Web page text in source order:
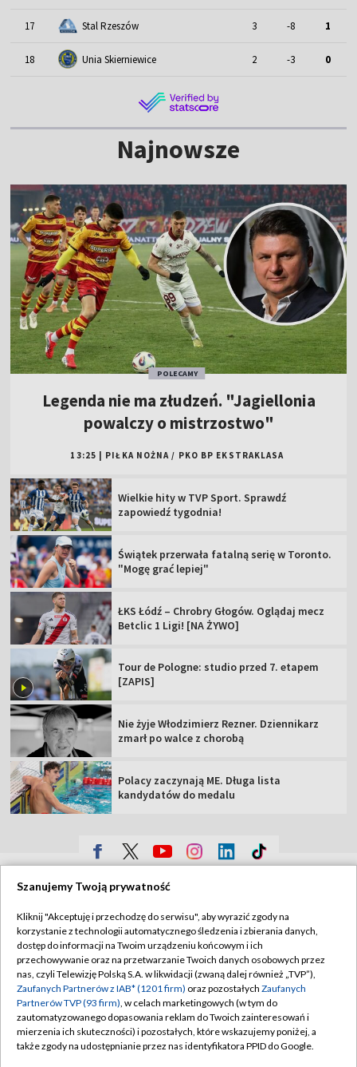
17 Stal Rzeszów 3 -8 1
18 Unia Skierniewice 2 -3 0
Najnowsze
POLECAMY
Legenda nie ma złudzeń. "Jagiellonia
powalczy o mistrzostwo"
13:25 PIŁKA NOŻNA / PKO BP EKSTRAKLASA
Wielkie hity w TVP Sport. Sprawdź
zapowiedź tygodnia!
Świątek przerwała fatalną serię w Toronto.
"Mogę grać lepiej"
ŁKS Łódź – Chrobry Głogów. Oglądaj mecz
Betclic 1 Ligi! [NA ŻYWO]
Tour de Pologne: studio przed 7. etapem
[ZAPIS]
Nie żyje Włodzimierz Rezner. Dziennikarz
zmarł po walce z chorobą
Polacy zaczynają ME. Długa lista
kandydatów do medalu
Sklep TVP
Biuro Reklamy
Oferta Handlowa
Telegazeta ogłoszenia
Emisja w TVP
Polityka prywatności
Moje zgody
Biuro reklamy
Kontakt
Szanujemy Twoją prywatność
Kliknij "Akceptuję i przechodzę do serwisu", aby wyrazić zgody na
korzystanie z technologii automatycznego śledzenia i zbierania danych,
dostęp do informacji na Twoim urządzeniu końcowym i ich
przechowywanie oraz na przetwarzanie Twoich danych osobowych przez
nas, czyli Telewizję Polską S.A. w likwidacji (zwaną dalej również „TVP”),
Zaufanych Partnerów z IAB* (1201 firm) oraz pozostałych Zaufanych
Partnerów TVP (93 firm), w celach marketingowych (w tym do
zautomatyzowanego dopasowania reklam do Twoich zainteresowań i
mierzenia ich skuteczności) i pozostałych, które wskazujemy poniżej, a
także zgody na udostępnianie przez nas identyfikatora PPID do Google.